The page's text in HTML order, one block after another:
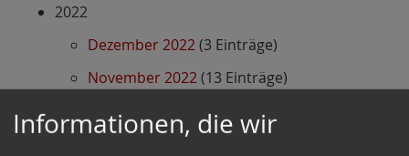
2022
Dezember 2022(3 Einträge)
November 2022(13 Einträge)
Oktober 2022
(2 Einträge)
September 2022
Informationen, die wir